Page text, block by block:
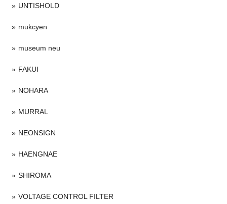
UNTISHOLD
mukcyen
museum neu
FAKUI
NOHARA
MURRAL
NEONSIGN
HAENGNAE
SHIROMA
VOLTAGE CONTROL FILTER